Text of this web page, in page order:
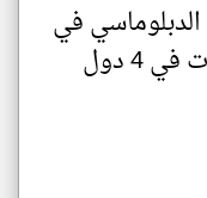
في
إفريقيا بافتتاح ممثليات في 4 دول